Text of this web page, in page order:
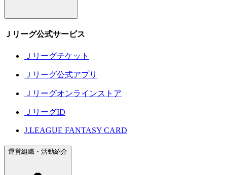
Ｊリーグ公式サービス
Ｊリーグチケット
Ｊリーグ公式アプリ
Ｊリーグオンラインストア
ＪリーグID
J.LEAGUE FANTASY CARD
運営組織・活動紹介